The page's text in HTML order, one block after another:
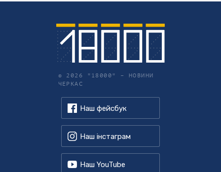
© 2026 "18000" – НОВИНИ
ЧЕРКАС
Наш фейсбук
Наш інстаграм
Наш YouTube